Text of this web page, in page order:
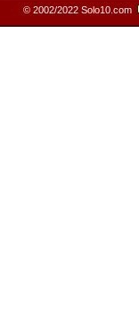
© 2002/2022 Solo10.com